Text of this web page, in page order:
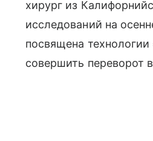
хирург из
исследований на
посвящена
совершить переворот